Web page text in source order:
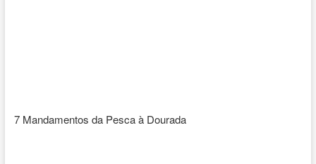
7 Mandamentos da Pesca à Dourada